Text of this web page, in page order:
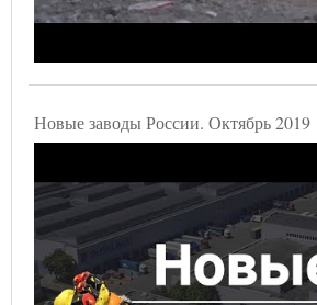
Новые заводы России. Октябрь 2019